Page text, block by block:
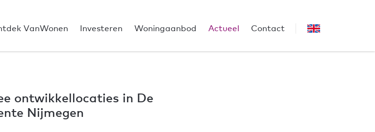
VanWonen Investeren Woningaanbod Actueel Contact
ontwikkellocaties in De
Nijmegen